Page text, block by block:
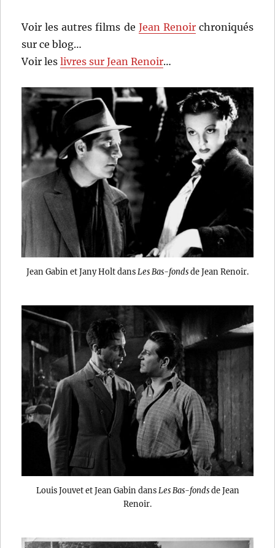
Voir les autres films de Jean Renoirchroniqués
sur ce blog…
Voir leslivres sur Jean Renoir…
Jean Gabin et Jany Holt dans Les Bas-fondsde Jean Renoir.
Louis Jouvet et Jean Gabin dans Les Bas-fondsde Jean
Renoir.